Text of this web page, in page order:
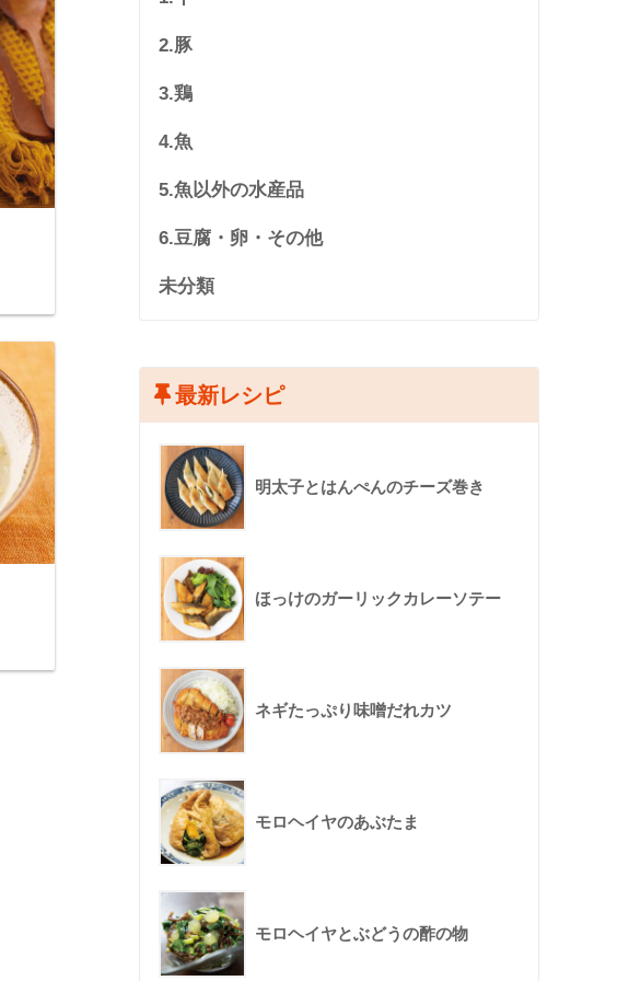
2.豚
3.鶏
4.魚
5.魚以外の水産品
6.豆腐・卵・その他
未分類
最新レシピ
明太子とはんぺんのチーズ巻き
ほっけのガーリックカレーソテー
ネギたっぷり味噌だれカツ
モロヘイヤのあぶたま
モロヘイヤとぶどうの酢の物